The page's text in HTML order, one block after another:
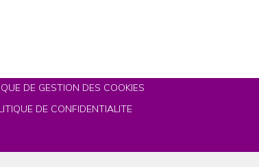
DE GESTION DES COOKIES
DE CONFIDENTIALITE